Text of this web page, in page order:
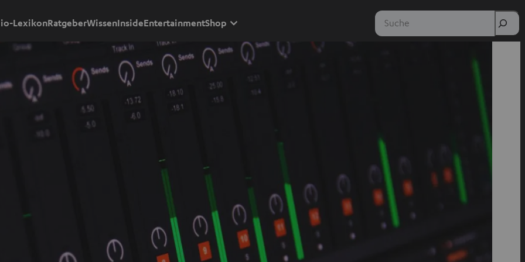
LexikonRatgeberWissenInsideEntertainmentShop Suche